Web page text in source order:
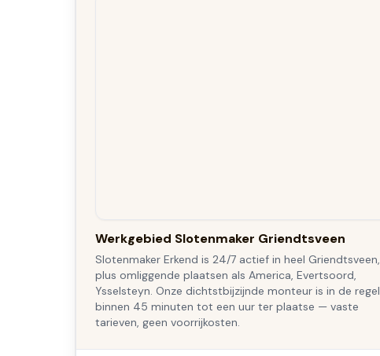
Werkgebied Slotenmaker Griendtsveen
Slotenmaker Erkend is 24/7 actief in heel Griendtsveen,
plus omliggende plaatsen als America, Evertsoord,
Ysselsteyn. Onze dichtstbijzijnde monteur is in de regel
binnen 45 minuten tot een uur ter plaatse — vaste
tarieven, geen voorrijkosten.